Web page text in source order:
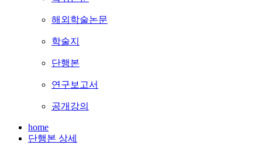
해외학술논문
학술지
단행본
연구보고서
공개강의
home
단행본 상세